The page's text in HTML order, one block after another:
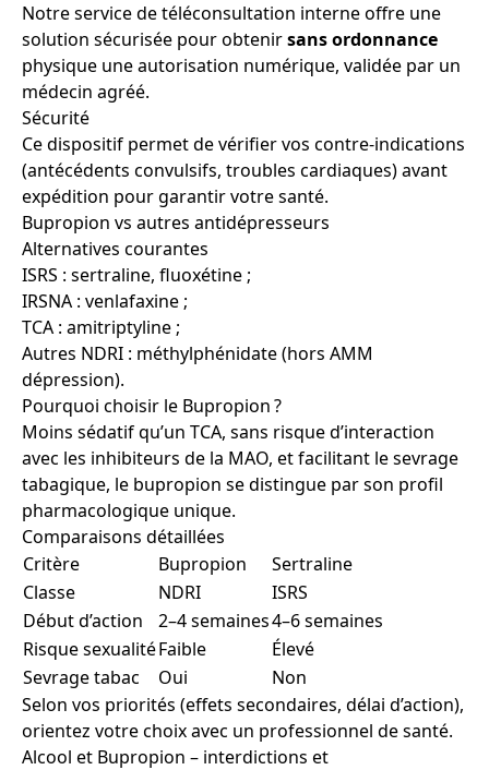
Notre service de téléconsultation interne offre une
solution sécurisée pour obtenirsans ordonnance
physique une autorisation numérique, validée par un
médecin agréé.
Sécurité
Ce dispositif permet de vérifier vos contre-indications
(antécédents convulsifs, troubles cardiaques) avant
expédition pour garantir votre santé.
Bupropion vs autres antidépresseurs
Alternatives courantes
ISRS : sertraline, fluoxétine ;
IRSNA : venlafaxine ;
TCA : amitriptyline ;
Autres NDRI : méthylphénidate (hors AMM
dépression).
Pourquoi choisir le Bupropion ?
Moins sédatif qu’un TCA, sans risque d’interaction
avec les inhibiteurs de la MAO, et facilitant le sevrage
tabagique, le bupropion se distingue par son profil
pharmacologique unique.
Comparaisons détaillées
Critère
Bupropion
Sertraline
Classe
NDRI
ISRS
Début d’action
2–4 semaines4–6 semaines
Risque sexualitéFaible
Élevé
Sevrage tabac
Oui
Non
Selon vos priorités (effets secondaires, délai d’action),
orientez votre choix avec un professionnel de santé.
Alcool et Bupropion – interdictions et